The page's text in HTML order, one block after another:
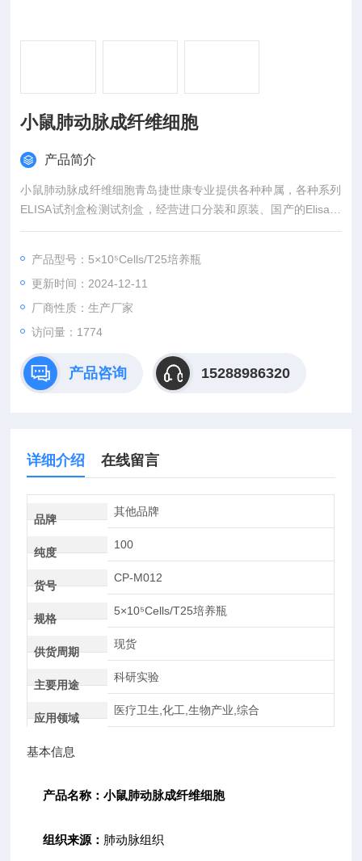
小鼠肺动脉成纤维细胞
产品简介
小鼠肺动脉成纤维细胞青岛捷世康专业提供各种种属，各种系列
ELISA试剂盒检测试剂盒，经营进口分装和原装、国产的Elisa试
剂盒，*，技术严格，无效果退款退货。购买均有积分相赠（同一
产品型号：5×10⁵Cells/T25培养瓶
更新时间：2024-12-11
厂商性质：生产厂家
访问量：1774
产品咨询 15288986320
详细介绍 在线留言
品牌
其他品牌
纯度
100
货号
CP-M012
规格
5×10⁵Cells/T25培养瓶
供货周期
现货
主要用途
科研实验
应用领域
医疗卫生,化工,生物产业,综合
基本信息
产品名称：小鼠肺动脉成纤维细胞
组织来源： 肺动脉组织